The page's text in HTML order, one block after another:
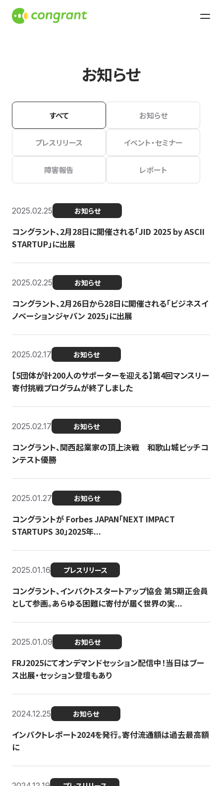
お知らせ
すべて お知らせ
プレスリリース イベント・セミナー
障害報告 レポート
2025.02.25 お知らせ
コングラント、2月28日に開催される「JID 2025 by ASCII
STARTUP」に出展
2025.02.25 お知らせ
コングラント、2月26日から28日に開催される「ビジネスイ
ノベーションジャパン 2025」に出展
2025.02.17 お知らせ
【5団体が計200人のサポーターを迎える】​​第4回マンスリー
寄付挑戦プログラムが終了しました
2025.02.17 お知らせ
コングラント、関西起業家の頂上決戦 和歌山城ピッチコ
ンテスト優勝
2025.01.27 お知らせ
コングラントが Forbes JAPAN「NEXT IMPACT
STARTUPS 30」2025年...
2025.01.16 プレスリリース
コングラント、インパクトスタートアップ協会 第5期正会員
として参画。あらゆる困難に寄付が届く世界の実...
2025.01.09 お知らせ
FRJ2025にてオンデマンドセッション配信中！当日はブー
ス出展・セッション登壇もあり
2024.12.25 お知らせ
インパクトレポート2024を発行。寄付流通額は過去最高額
に